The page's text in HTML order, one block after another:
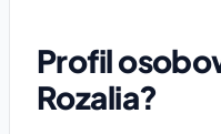
Profil
Rozalia?